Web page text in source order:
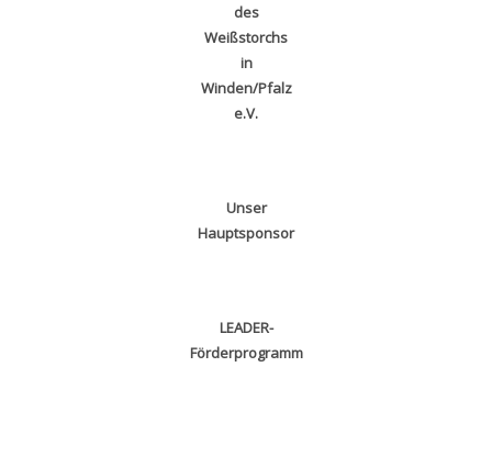
des
Weißstorchs
in
Winden/Pfalz
e.V.
Unser
Hauptsponsor
LEADER-
Förderprogramm